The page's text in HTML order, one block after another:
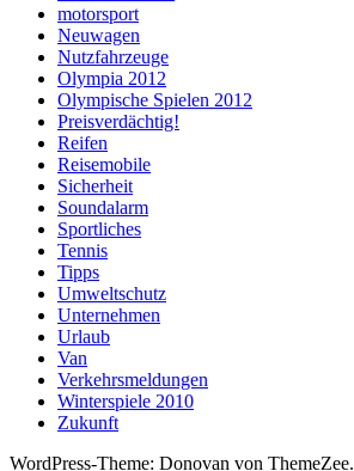
motorsport
Neuwagen
Nutzfahrzeuge
Olympia 2012
Olympische Spielen 2012
Preisverdächtig!
Reifen
Reisemobile
Sicherheit
Soundalarm
Sportliches
Tennis
Tipps
Umweltschutz
Unternehmen
Urlaub
Van
Verkehrsmeldungen
Winterspiele 2010
Zukunft
WordPress-Theme: Donovan von ThemeZee.